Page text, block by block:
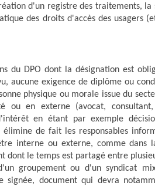
d'un registre des traitements, la
des droits d'accès des usagers
du DPO dont la désignation est
aucune exigence de diplôme ou
physique ou morale issue du
ou en externe (avocat,
en étant par exemple
de fait les responsables
interne ou externe, comme dans
dont le temps est partagé entre
groupement ou d'un syndicat
signée, document qui devra